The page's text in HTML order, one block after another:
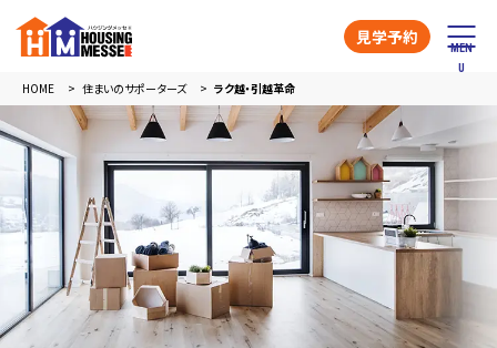
見学予約
HOME 住まいのサポーターズ ラク越・引越革命